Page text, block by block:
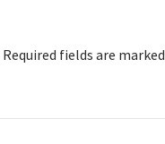
Required fields are marked